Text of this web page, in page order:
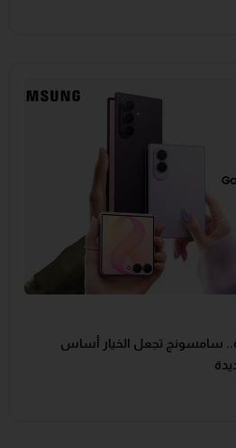
سامسونج تجعل الخيار أساس